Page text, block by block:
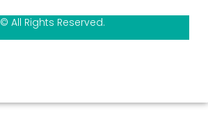
© All Rights Reserved.